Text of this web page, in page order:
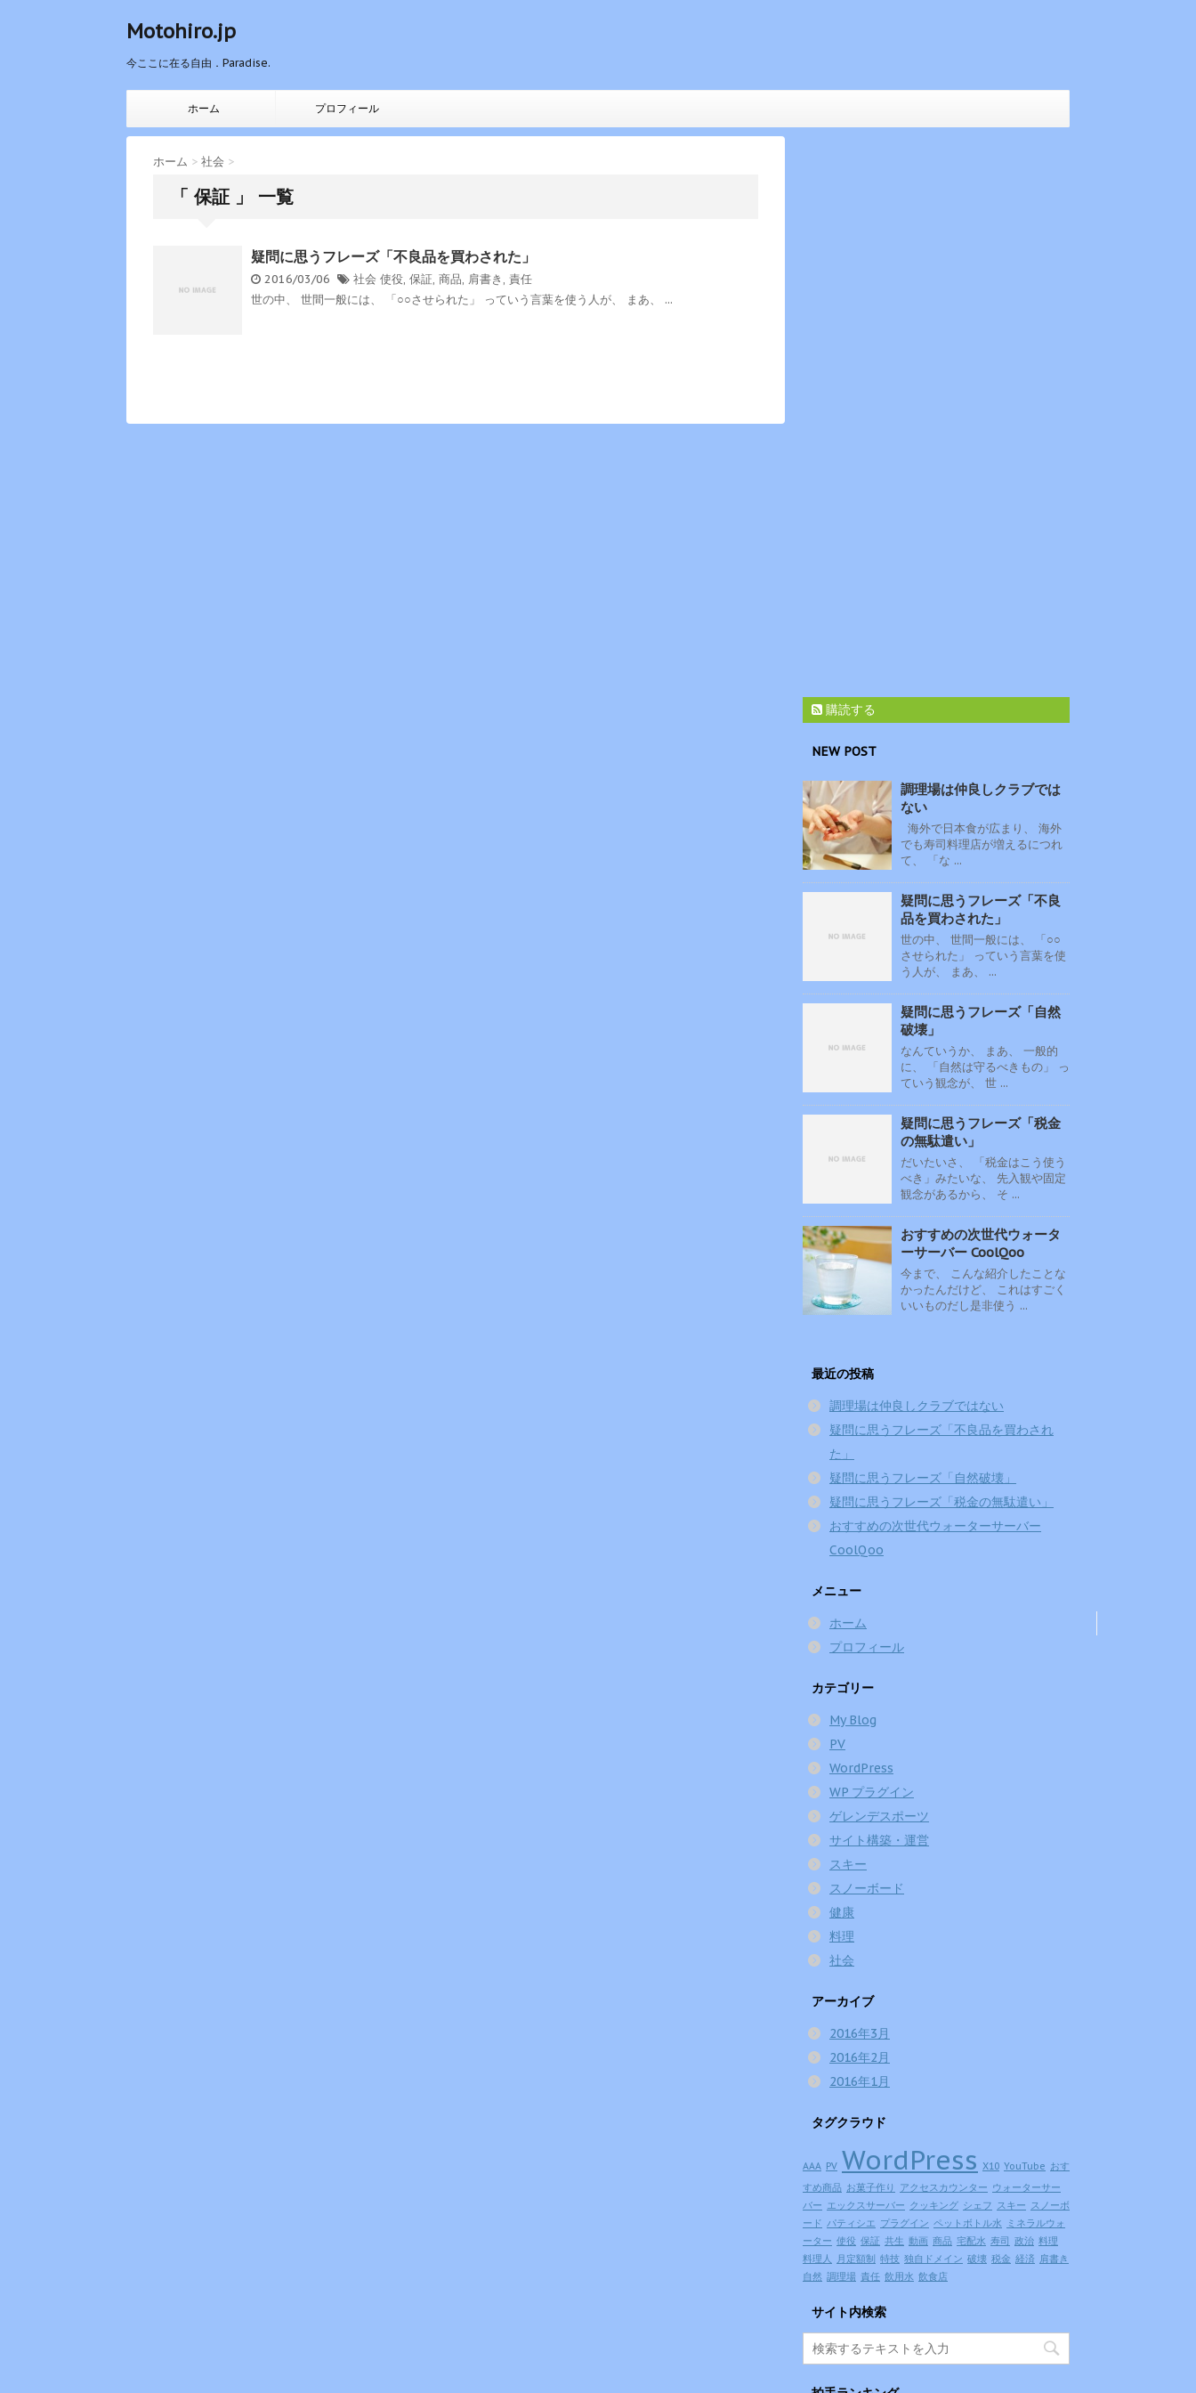
Motohiro.jp
今ここに在る自由．Paradise.
ホーム プロフィール
ホーム > 社会 >
「 保証 」 一覧
疑問に思うフレーズ「不良品を買わされた」
2016/03/06 社会 使役, 保証, 商品, 肩書き , 責任
世の中、 世間一般には、 「○○させられた」 っていう言葉を使う人が、 まあ、 ...
購読する
NEW POST
調理場は仲良しクラブでは
ない
海外で日本食が広まり、 海外
でも寿司料理店が増えるにつれ
て、 「な ...
疑問に思うフレーズ「不良
品を買わされた」
世の中、 世間一般には、 「○○
させられた」 っていう言葉を使
う人が、 まあ、 ...
疑問に思うフレーズ「自然
破壊」
なんていうか、 まあ、 一般的
に、 「自然は守るべきもの」 っ
ていう観念が、 世 ...
疑問に思うフレーズ「税金
の無駄遣い」
だいたいさ、 「税金はこう使う
べき」みたいな、 先入観や固定
観念があるから、 そ ...
おすすめの次世代ウォータ
ーサーバー CoolQoo
今まで、 こんな紹介したことな
かったんだけど、 これはすごく
いいものだし是非使う ...
最近の投稿
調理場は仲良しクラブではない
疑問に思うフレーズ「不良品を買わされ
た」
疑問に思うフレーズ「自然破壊」
疑問に思うフレーズ「税金の無駄遣い」
おすすめの次世代ウォーターサーバー
CoolQoo
メニュー
ホーム
プロフィール
カテゴリー
My Blog
PV
WordPress
WP プラグイン
ゲレンデスポーツ
サイト構築・運営
スキー
スノーボード
健康
料理
社会
アーカイブ
2016年3月
2016年2月
2016年1月
タグクラウド
AAA PV WordPress X10 YouTube おす
すめ商品 お菓子作り アクセスカウンター ウォーターサー
バー エックスサーバー クッキング シェフ スキー スノーボ
ード パティシエ プラグイン ペットボトル水
ミネラルウォ
ーター 使役 保証 共生 動画 商品 宅配水 寿司 政治 料理
料理人
月定額制 特技 独自ドメイン 破壊 税金 経済 肩書き
自然 調理場 責任 飲用水 飲食店
サイト内検索